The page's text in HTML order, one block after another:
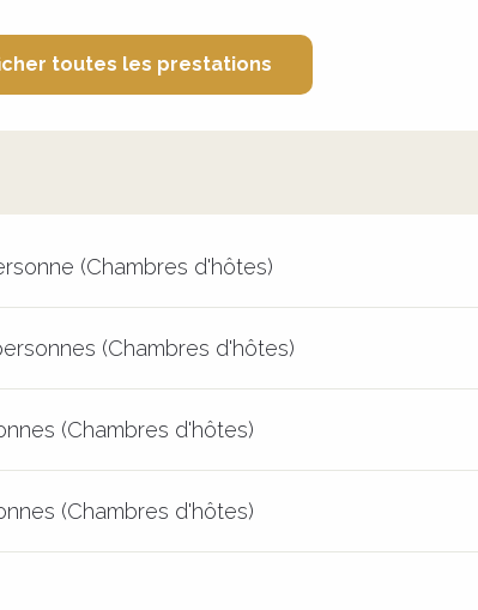
toutes les prestations
(Chambres d'hôtes)
(Chambres d'hôtes)
(Chambres d'hôtes)
(Chambres d'hôtes)